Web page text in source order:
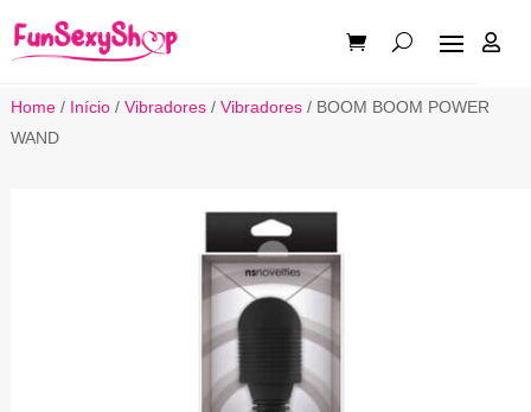

Home/ Início/ Vibradores/ Vibradores/ BOOM BOOM POWER
WAND